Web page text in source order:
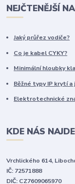
NEJČTENĚJŠÍ
Jaký průřez vodiče?
Co je kabel CYKY?
Minimální hloubky
Běžné typy IP krytí a
Elektrotechnické
KDE NÁS
Vrchlického 614,
IČ: 72571888
DIČ: CZ7609065970